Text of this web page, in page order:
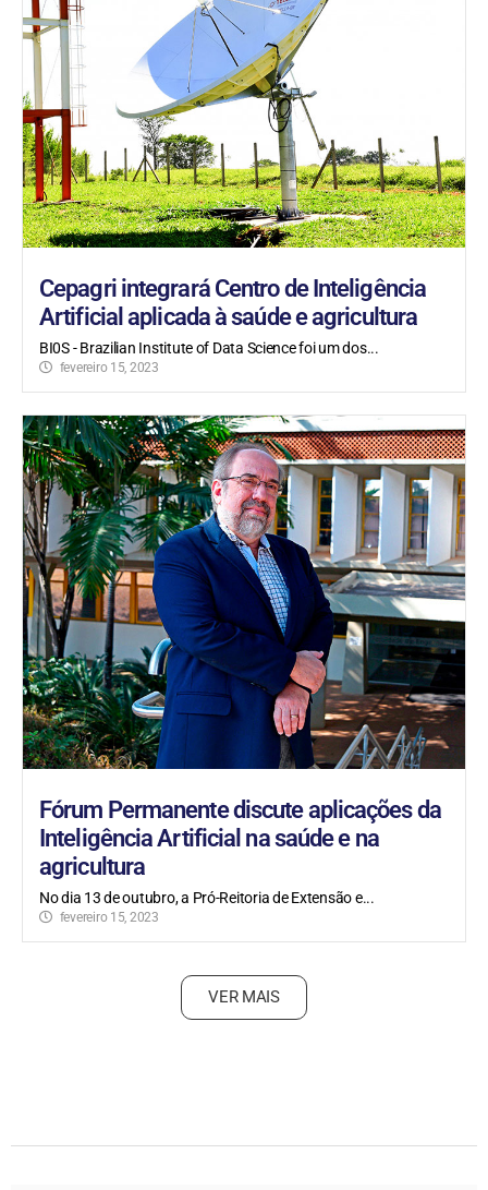
Cepagri integrará Centro de Inteligência
Artificial aplicada à saúde e agricultura
BI0S - Brazilian Institute of Data Science foi um dos...
fevereiro 15, 2023
Fórum Permanente discute aplicações da
Inteligência Artificial na saúde e na
agricultura
No dia 13 de outubro, a Pró-Reitoria de Extensão e...
fevereiro 15, 2023
VER MAIS